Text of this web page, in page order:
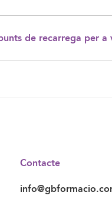
de recarrega per a
Contacte